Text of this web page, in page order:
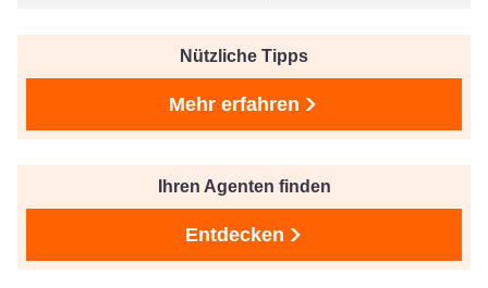
Nützliche Tipps
Mehr erfahren
Ihren Agenten finden
Entdecken